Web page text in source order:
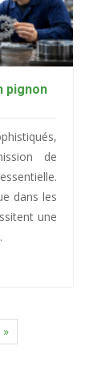
pignon
de
dans les
une
»